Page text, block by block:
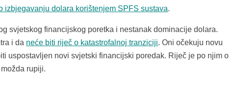
izbjegavanju dolara korištenjem SPFS sustava.
svjetskog financijskog poretka i nestanak dominacije dolara.
i da neće biti riječ o katastrofalnoj tranziciji. Oni očekuju novu
uspostavljen novi svjetski financijski poredak. Riječ je po njim o
rupiji.